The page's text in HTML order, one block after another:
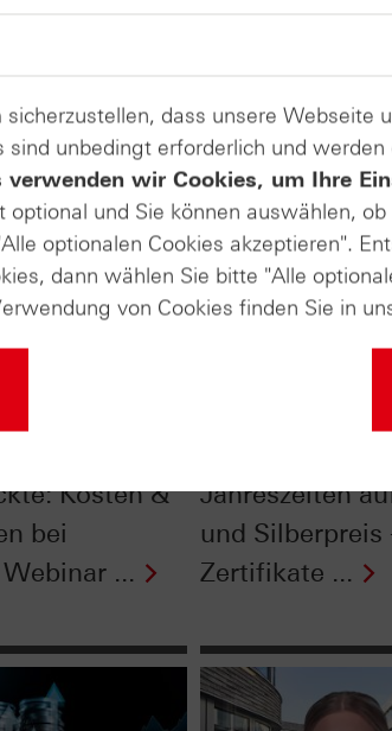
Kosten &
bei
...
Jahreszeiten
und Silberpreis
Zertifikate ...
dass unsere Webseite
sind unbedingt erforderlich und
verwenden wir Cookies, um Ihre
optional und Sie können auswählen,
optionalen Cookies akzeptieren".
dann wählen Sie bitte "Alle
von Cookies finden Sie in